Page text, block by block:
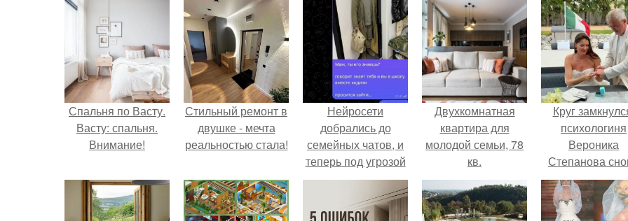
Спальня по Васту.
Васту: спальня.
Внимание!
Стильный ремонт в
двушке - мечта
реальностью стала!
Нейросети
добрались до
семейных чатов, и
теперь под угрозой
мамины нервы.
Двухкомнатная
квартира для
молодой семьи, 78
кв.
Круг
психологиня
Вероника
Степанова
вышла замуж
бывшего